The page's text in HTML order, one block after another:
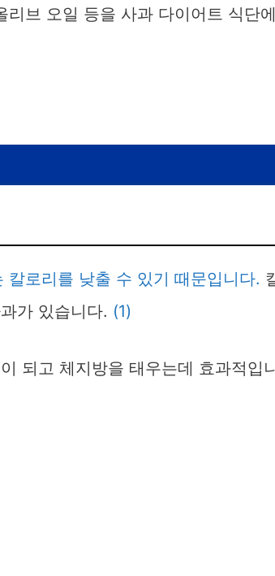
브 오일 등을 사과 다이어트 식단
로리를 낮출 수 있기 때문입니다.
가 있습니다. (1)
되고 체지방을 태우는데 효과적입